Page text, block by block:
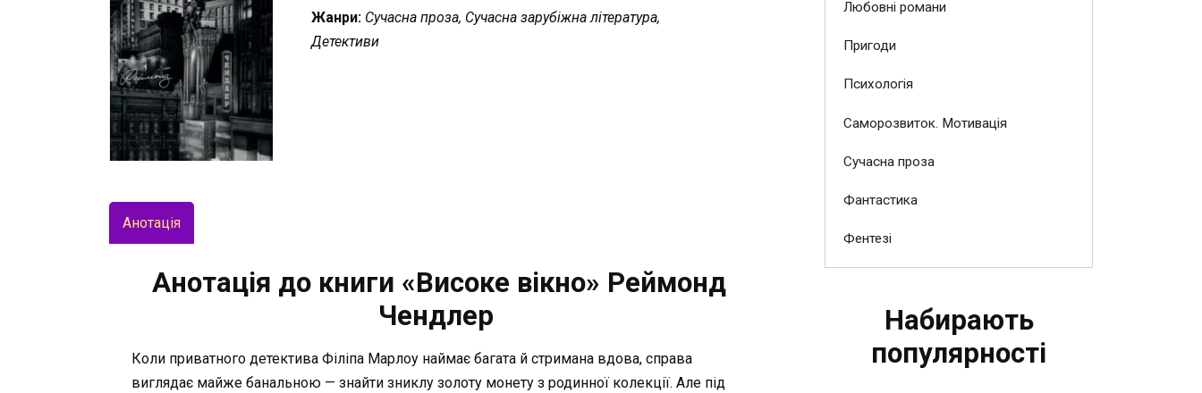
Жанри: Сучасна проза, Сучасна зарубіжна література,
Детективи
Анотація
Анотація до книги «Високе вікно» Реймонд
Чендлер
Коли приватного детектива Філіпа Марлоу наймає багата й стримана вдова, справа
виглядає майже банальною — знайти зниклу золоту монету з родинної колекції. Але під
Любовні романи
Пригоди
Психологія
Саморозвиток. Мотивація
Сучасна проза
Фантастика
Фентезі
Набирають
популярності